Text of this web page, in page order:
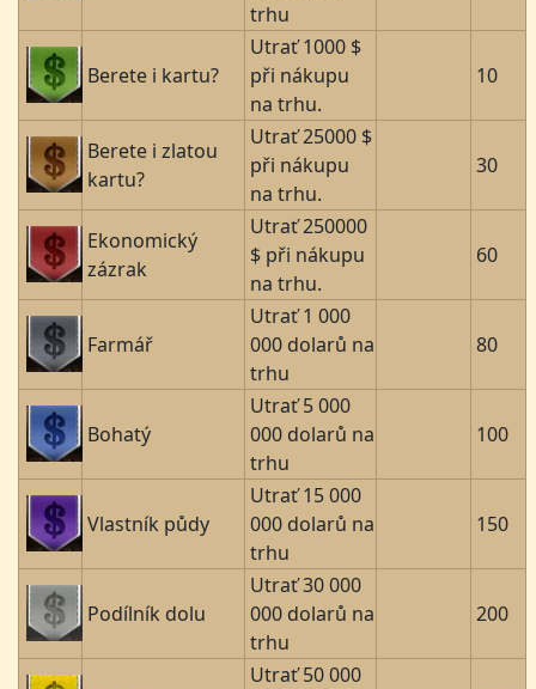
trhu
Berete i kartu?
Utrať 1000 $
při nákupu
na trhu.
10
Berete i zlatou
kartu?
Utrať 25000 $
při nákupu
na trhu.
30
Ekonomický
zázrak
Utrať 250000
$ při nákupu
na trhu.
60
Farmář
Utrať 1 000
000 dolarů na
trhu
80
Bohatý
Utrať 5 000
000 dolarů na
trhu
100
Vlastník půdy
Utrať 15 000
000 dolarů na
trhu
150
Podílník dolu
Utrať 30 000
000 dolarů na
trhu
200
Utrať 50 000